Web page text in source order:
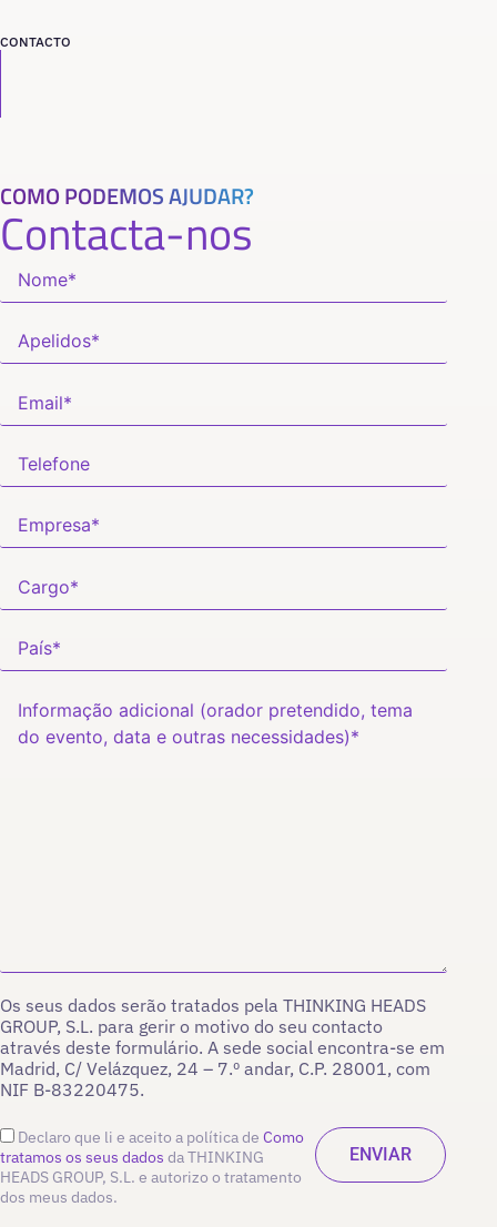
CONTACTO
COMO PODEMOS AJUDAR?
Contacta-nos
Os seus dados serão tratados pela THINKING HEADS
GROUP, S.L. para gerir o motivo do seu contacto
através deste formulário. A sede social encontra-se em
Madrid, C/ Velázquez, 24 – 7.º andar, C.P. 28001, com
NIF B-83220475.
Declaro que li e aceito a política de Como
tratamos os seus dados da THINKING
HEADS GROUP, S.L. e autorizo o tratamento
dos meus dados.